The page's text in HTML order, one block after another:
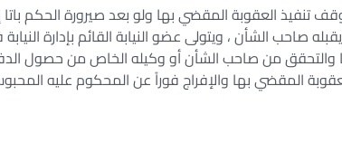
بوقف تنفيذ العقوبة المقضي بها ولو بعد صيرورة الحكم
صاحب الشأن ، ويتولى عضو النيابة القائم بإدارة
والتحقق من صاحب الشأن أو وكيله الخاص من حصول
المقضي بها والإفراج فوراً عن المحكوم عليه